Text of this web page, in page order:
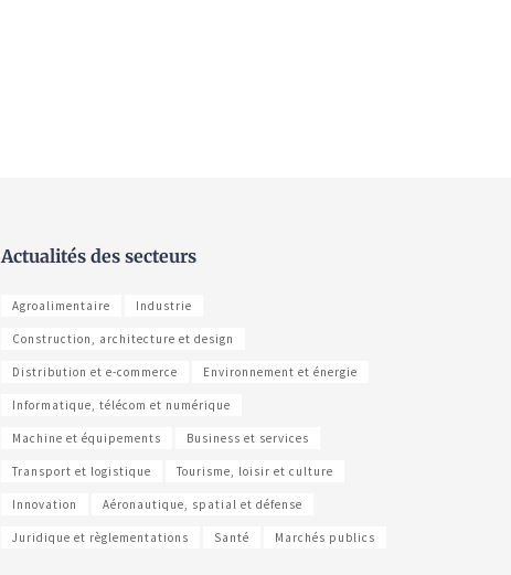
Actualités des secteurs
Agroalimentaire Industrie
Construction, architecture et design
Distribution et e-commerce Environnement et énergie
Informatique, télécom et numérique
Machine et équipements Business et services
Transport et logistique Tourisme, loisir et culture
Innovation Aéronautique, spatial et défense
Juridique et règlementations Santé Marchés publics